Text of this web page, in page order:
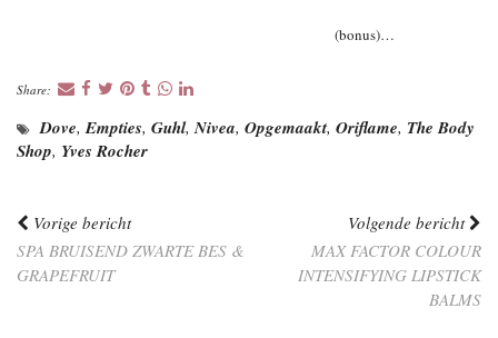
(bonus)…
Share:
Dove, Empties, Guhl, Nivea, Opgemaakt, Oriflame, The Body
Shop, Yves Rocher
Vorige bericht
SPA BRUISEND ZWARTE BES &
GRAPEFRUIT
Volgende bericht
MAX FACTOR COLOUR
INTENSIFYING LIPSTICK
BALMS